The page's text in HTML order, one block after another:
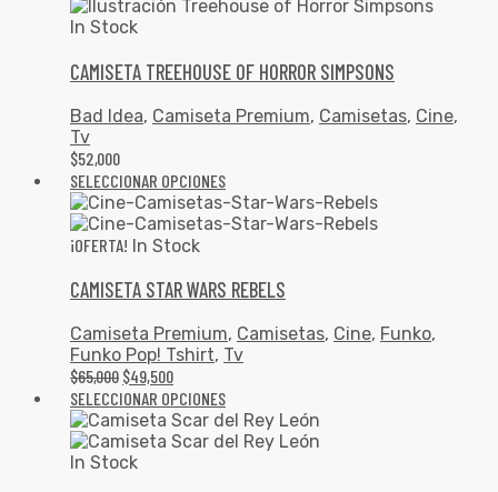
In Stock
CAMISETA TREEHOUSE OF HORROR SIMPSONS
Bad Idea, Camiseta Premium, Camisetas, Cine,
Tv
$52,000
SELECCIONAR OPCIONES
¡OFERTA! In Stock
CAMISETA STAR WARS REBELS
Camiseta Premium, Camisetas, Cine, Funko,
Funko Pop! Tshirt, Tv
$65,000 $49,500
SELECCIONAR OPCIONES
In Stock